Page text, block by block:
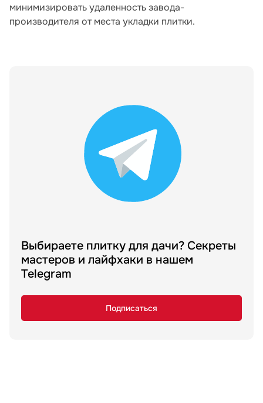
минимизировать удаленность завода-
производителя от места укладки плитки.
Выбираете плитку для дачи? Секреты
мастеров и лайфхаки в нашем
Telegram
Подписаться